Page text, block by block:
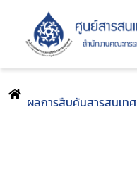
ผลการสืบค้นสารสนเทศ